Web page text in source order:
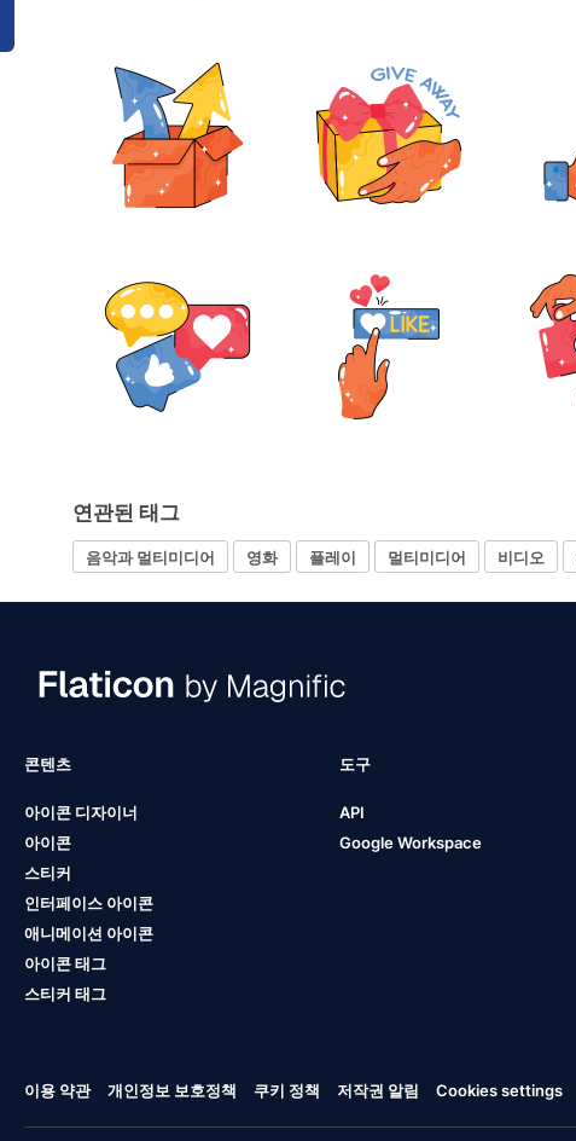
연관된 태그
음악과 멀티미디어 영화 플레이 멀티미디어 비디오
콘텐츠
아이콘 디자이너
아이콘
스티커
인터페이스 아이콘
애니메이션 아이콘
아이콘 태그
스티커 태그
도구
API
Google Workspace
이용 약관 개인정보 보호정책 쿠키 정책 저작권 알림 Cookies settings